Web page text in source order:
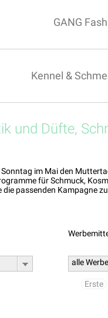
GANG
Kennel &
und Düfte,
im Mai den
für Schmuck,
die passenden Kampagne
alle
Erste